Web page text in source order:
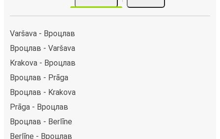
Varšava - Вроцлав
Вроцлав - Varšava
Krakova - Вроцлав
Вроцлав - Prāga
Вроцлав - Krakova
Prāga - Вроцлав
Вроцлав - Berlīne
Berlīne - Вроцлав